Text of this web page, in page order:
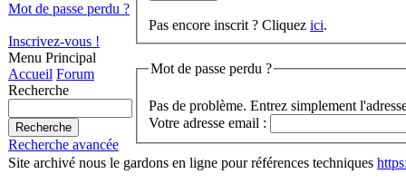
Mot de passe perdu ?
Inscrivez-vous !
Menu Principal
Accueil Forum
Recherche
Recherche avancée
Pas encore inscrit ? Cliquez ici.
Mot de passe perdu ?
Pas de problème. Entrez simplement
Votre adresse email :
Site archivé nous le gardons en ligne pour références techniques